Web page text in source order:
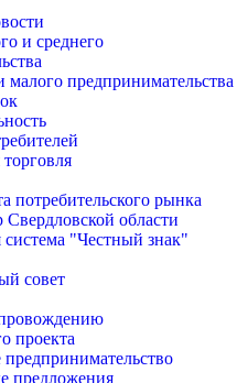
и среднего
предпринимательства
потребительского рынка
Свердловской области
система "Честный знак"
совет
проекта
предложения